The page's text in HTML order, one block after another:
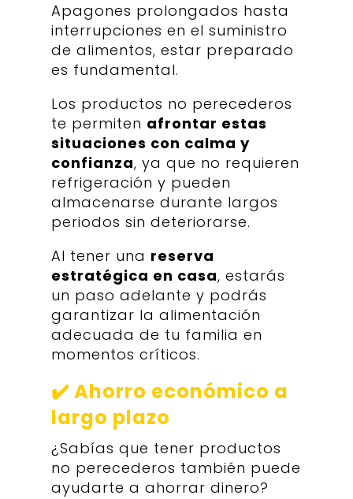
Apagones prolongados hasta
interrupciones en el suministro
de alimentos, estar preparado
es fundamental.
Los productos no perecederos
te permiten afrontar estas
situaciones con calma y
confianza, ya que no requieren
refrigeración y pueden
almacenarse durante largos
periodos sin deteriorarse.
Al tener una reserva
estratégica en casa, estarás
un paso adelante y podrás
garantizar la alimentación
adecuada de tu familia en
momentos críticos.
✔️ Ahorro económico a
largo plazo
¿Sabías que tener productos
no perecederos también puede
ayudarte a ahorrar dinero?